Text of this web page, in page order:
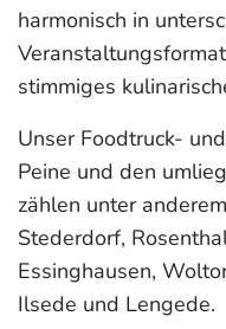
harmonisch in
stimmiges
Unser Foodtruck-
Peine und den
zählen unter
Stederdorf,
Essinghausen,
Ilsede und Lengede.